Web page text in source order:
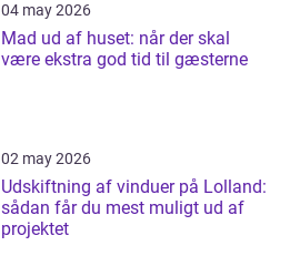
04 may 2026
Mad ud af huset: når der skal
være ekstra god tid til gæsterne
02 may 2026
Udskiftning af vinduer på Lolland:
sådan får du mest muligt ud af
projektet